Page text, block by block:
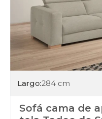
Largo:284 cm
Sofá cama de